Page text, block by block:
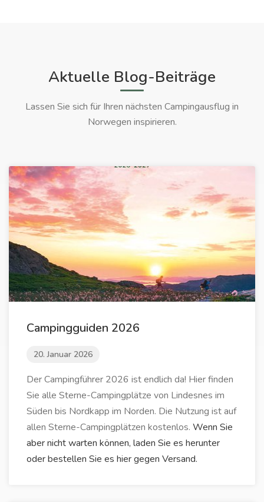
Aktuelle Blog-Beiträge
Lassen Sie sich für Ihren nächsten Campingausflug in
Norwegen inspirieren.
Campingguiden 2026
20. Januar 2026
Der Campingführer 2026 ist endlich da! Hier finden
Sie alle Sterne-Campingplätze von Lindesnes im
Süden bis Nordkapp im Norden. Die Nutzung ist auf
allen Sterne-Campingplätzen kostenlos. Wenn Sie
aber nicht warten können, laden Sie es herunter
oder bestellen Sie es hier gegen Versand.